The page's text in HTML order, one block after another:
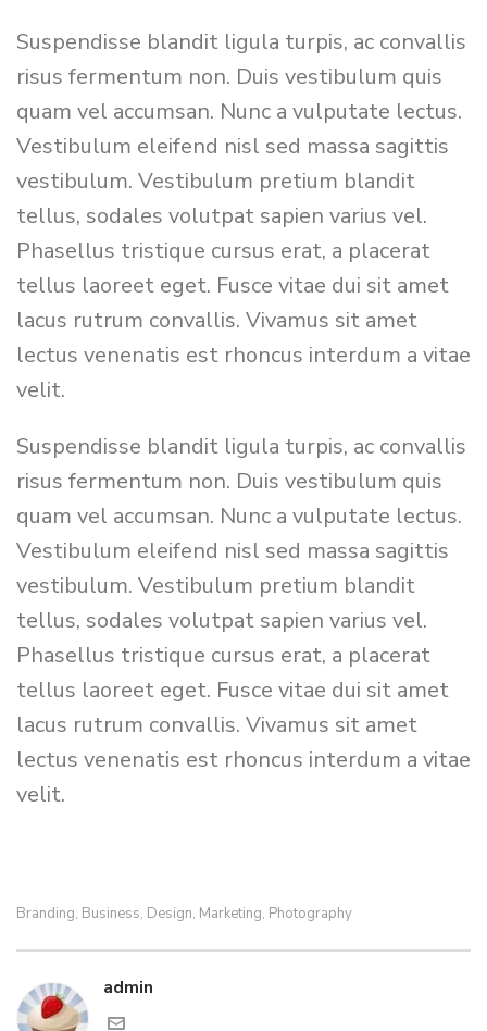
Suspendisse blandit ligula turpis, ac convallis
risus fermentum non. Duis vestibulum quis
quam vel accumsan. Nunc a vulputate lectus.
Vestibulum eleifend nisl sed massa sagittis
vestibulum. Vestibulum pretium blandit
tellus, sodales volutpat sapien varius vel.
Phasellus tristique cursus erat, a placerat
tellus laoreet eget. Fusce vitae dui sit amet
lacus rutrum convallis. Vivamus sit amet
lectus venenatis est rhoncus interdum a vitae
velit.
Suspendisse blandit ligula turpis, ac convallis
risus fermentum non. Duis vestibulum quis
quam vel accumsan. Nunc a vulputate lectus.
Vestibulum eleifend nisl sed massa sagittis
vestibulum. Vestibulum pretium blandit
tellus, sodales volutpat sapien varius vel.
Phasellus tristique cursus erat, a placerat
tellus laoreet eget. Fusce vitae dui sit amet
lacus rutrum convallis. Vivamus sit amet
lectus venenatis est rhoncus interdum a vitae
velit.
Branding, Business, Design, Marketing, Photography
admin